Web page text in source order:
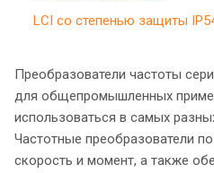
LCI со степенью защиты
Преобразователи частоты
для общепромышленных
использоваться в самых
Частотные преобразователи
скорость и момент, а также